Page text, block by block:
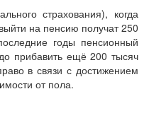
страхования), когда
на пенсию получат 250
годы пенсионный
прибавить ещё 200 тысяч
в связи с достижением
от пола.